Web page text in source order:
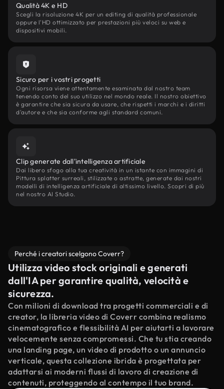
Qualità 4K e HD
Scegli la risoluzione 4K per un editing di qualità professionale
oppure l'HD ottimizzato per prestazioni più veloci su web e
dispositivi mobili.
Sicuro per i vostri progetti
Ogni risorsa viene attentamente esaminata dal nostro team
tenendo conto del suo utilizzo nel mondo reale. Il nostro obiettivo
è garantire che sia sicura da usare, che rispetti i marchi e i diritti
d'autore e che sia conforme agli standard comuni.
Clip generate dall'intelligenza artificiale
Dai libero sfogo alla tua creatività in un istante con immagini di
Pittura splatter surreali, stilizzate o astratte, generate dai nostri
modelli di intelligenza artificiale di altissimo livello. Scopri di più
nel nostro AI Studio.
Perché i creatori scelgono Coverr?
Utilizza video stock originali e generati
dall'IA per garantire qualità, velocità e
sicurezza.
Con milioni di download tra progetti commerciali e di
creator, la libreria video di Coverr combina realismo
cinematografico e flessibilità AI per aiutarti a lavorare
velocemente senza compromessi. Che tu stia creando
una landing page, un video di prodotto o un annuncio
verticale, questa collezione ibrida è progettata per
adattarsi ai moderni flussi di lavoro di creazione di
contenuti, proteggendo al contempo il tuo brand.